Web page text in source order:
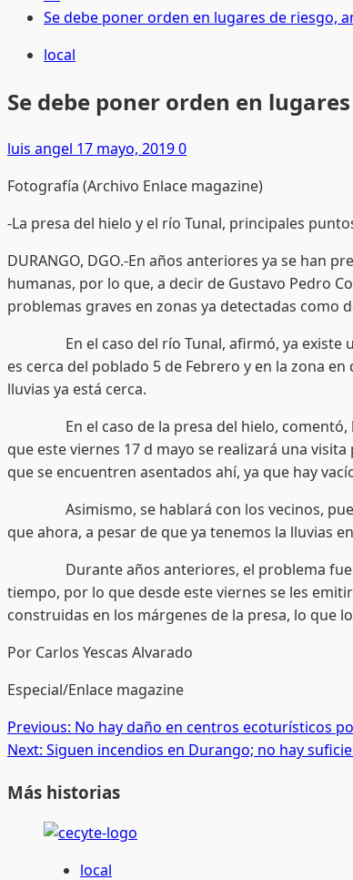
Se debe poner orden en lugares de riesgo,
local
Se debe poner orden en
luis angel 17 mayo, 20190
Fotografía (Archivo Enlace magazine)
-La presa del hielo y el río Tunal, principales
DURANGO, DGO.-En años anteriores ya se han
humanas, por lo que, a decir de Gustavo Pedro
problemas graves en zonas ya detectadas como
En el caso del río Tunal, afirmó, ya existe un
es cerca del poblado 5 de Febrero y en la zona
lluvias ya está cerca.
En el caso de la presa del hielo, comentó,
que este viernes 17 d mayo se realizará una
que se encuentren asentados ahí, ya que hay
Asimismo, se hablará con los vecinos, pues
que ahora, a pesar de que ya tenemos la lluvias
Durante años anteriores, el problema fue
tiempo, por lo que desde este viernes se les
construidas en los márgenes de la presa, lo que
Por Carlos Yescas Alvarado
Especial/Enlace magazine
Post
navigation
Previous: No hay daño en centros ecoturísticos
Next: Siguen incendios en Durango; no hay
Más historias
local